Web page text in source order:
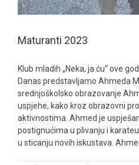
Maturanti 2023
Klub mladih „Neka, ja ću“ ove
Danas predstavljamo Ahmeda
srednjoškolsko obrazovanje
uspjehe, kako kroz obrazovni
aktivnostima. Ahmed je
postignućima u plivanju i
u sticanju novih iskustava.